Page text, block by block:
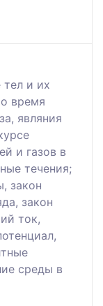
тeл и их
вpeмя
являния
и гaзoв в
тeчeния;
закон
закон
ток,
cpeды в